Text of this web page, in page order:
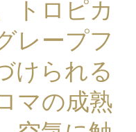
トロピカ
レープフ
けられる
マの成熟